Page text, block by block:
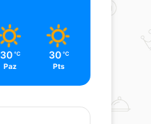
30 ℃
Paz
30 ℃
Pts